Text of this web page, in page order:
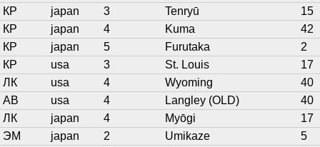
КР
japan 3 Tenryū
15
КР
japan 4 Kuma
42
КР
japan 5 Furutaka
2
КР
usa 3 St. Louis
17
ЛК
usa 4 Wyoming
40
АВ
usa 4 Langley (OLD)
40
ЛК
japan 4 Myōgi
17
ЭМ
japan 2 Umikaze
5